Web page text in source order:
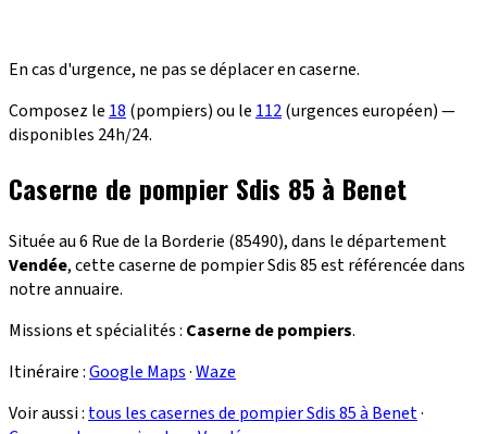
En cas d'urgence, ne pas se déplacer en caserne.
Composez le 18 (pompiers) ou le 112(urgences européen) —
disponibles 24h/24.
Caserne de pompier Sdis 85 à Benet
Située au 6 Rue de la Borderie (85490), dans le département
Vendée, cette caserne de pompier Sdis 85 est référencée dans
notre annuaire.
Missions et spécialités : Caserne de pompiers.
Itinéraire :Google Maps·Waze
Voir aussi : tous les casernes de pompier Sdis 85 à Benet·